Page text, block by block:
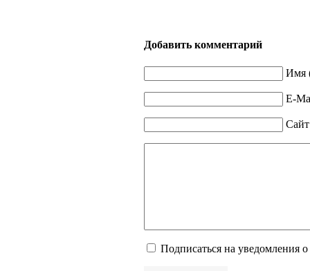
Добавить комментарий
Имя
E-
Сайт
Подписаться на уведомления